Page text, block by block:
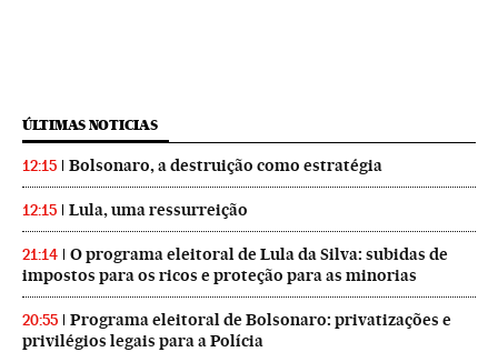
ÚLTIMAS NOTICIAS
12:15 Bolsonaro, a destruição como estratégia
12:15 Lula, uma ressurreição
21:14
O programa eleitoral de Lula da Silva: subidas de
impostos para os ricos e proteção para as minorias
20:55
Programa eleitoral de Bolsonaro: privatizações e
privilégios legais para a Polícia